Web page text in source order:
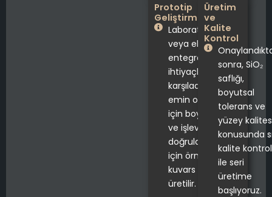
Prototip
Geliştirme
Laboratuvar
veya ekipman
entegrasyonu
ihtiyaçlarınızı
karşıladığından
emin olmak
için boyutsal
ve işlevsel
doğrulama
için örnek bir
kuvars beher
üretilir.
Üretim
ve
Kalite
Kontrol
sonra, SiO₂
saflığı,
boyutsal
tolerans ve
yüzey
konusunda
kalite kontrol
ile seri
üretime
başlıyoruz.